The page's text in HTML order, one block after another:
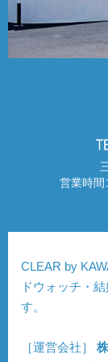
営業時間
CLEAR by
ドウォッチ・
す。
［運営会社］